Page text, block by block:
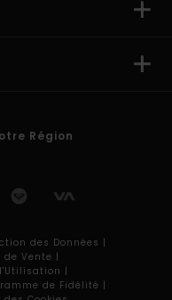
Région
des Données |
Vente |
|
de Fidélité |